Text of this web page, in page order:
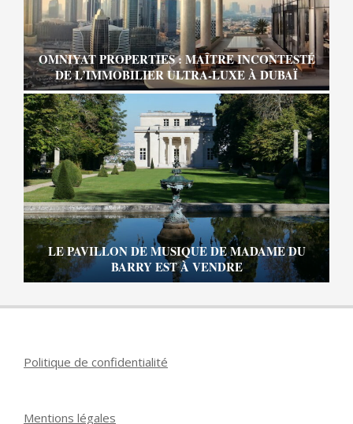
OMNIYAT PROPERTIES : MAÎTRE INCONTESTÉ
DE L’IMMOBILIER ULTRA-LUXE À DUBAÏ
LE PAVILLON DE MUSIQUE DE MADAME DU
BARRY EST À VENDRE
Politique de confidentialité
Mentions légales